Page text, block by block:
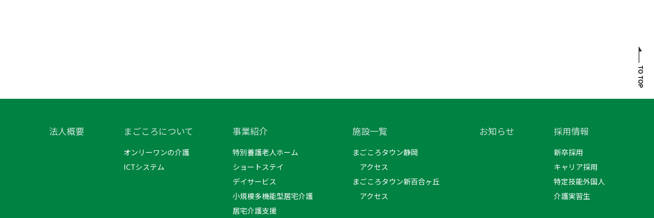
法人概要 まごころについて
オンリーワンの介護
ICTシステム
事業紹介
特別養護老人ホーム
ショートステイ
デイサービス
小規模多機能型居宅介護
居宅介護支援
施設一覧
まごころタウン静岡
アクセス
まごころタウン新百合ヶ丘
アクセス
お知らせ 採用情報
新卒採用
キャリア採用
特定技能外国人
介護実習生